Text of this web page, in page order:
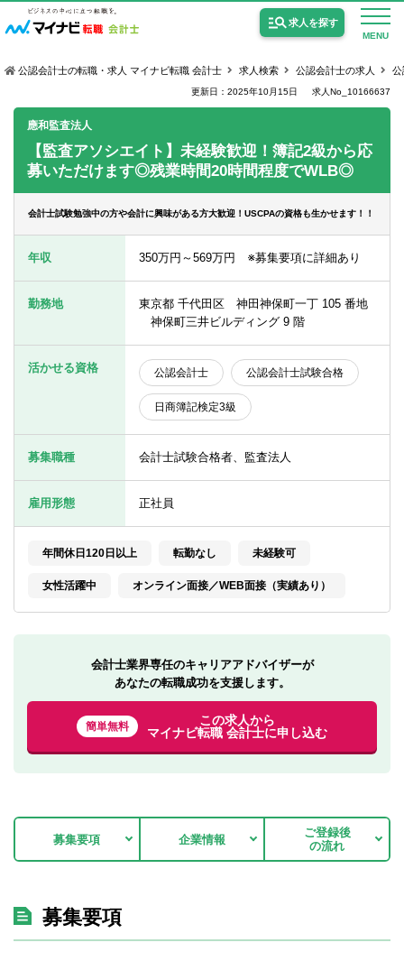
MENU
求人を探す
公認会計士の求人
監査法人の求人
個別転職相談会・セミナー
転職お役立ち情報
ご利用ガイド
サービス紹介
公認会計士の転職・求人 マイナビ転職 会計士 求人検索 公認会計士の求人 公
更新日：2025年10月15日 求人No_10166637
應和監査法人
【監査アソシエイト】未経験歓迎！簿記2級から応
募いただけます◎残業時間20時間程度でWLB◎
会計士試験勉強中の方や会計に興味がある方大歓迎！USCPAの資格も生かせます！！
年収 350万円～569万円 ※募集要項に詳細あり
勤務地
東京都 千代田区 神田神保町一丁 105 番地
神保町三井ビルディング 9 階
活かせる資格 公認会計士 公認会計士試験合格
日商簿記検定3級
募集職種 会計士試験合格者、監査法人
雇用形態 正社員
年間休日120日以上 転勤なし 未経験可
女性活躍中 オンライン面接／WEB面接（実績あり）
会計士業界専任のキャリアアドバイザーが
あなたの転職成功を支援します。
簡単無料
この求人から
マイナビ転職 会計士に申し込む
募集要項 企業情報
ご登録後
の流れ
募集要項